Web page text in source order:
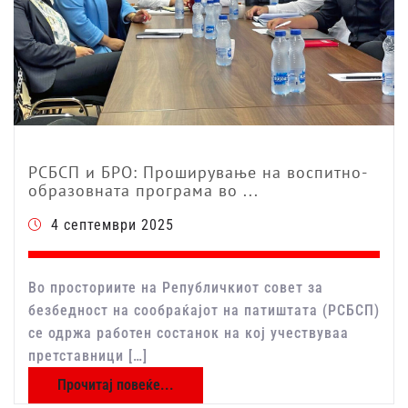
РСБСП и БРО: Проширување на воспитно-
образовната програма во ...
4 септември 2025
Во просториите на Републичкиот совет за
безбедност на сообраќајот на патиштата (РСБСП)
се одржа работен состанок на кој учествуваа
претставници […]
Прочитај повеќе...